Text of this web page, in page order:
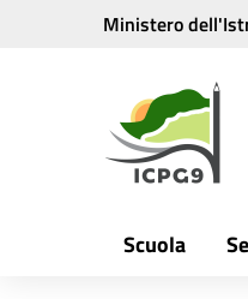
Vai ai contenuti
Vai al menu di navigazione
Ministero
Scuola